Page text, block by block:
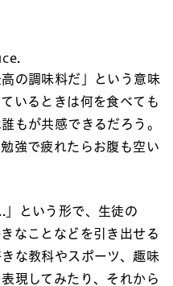
の調味料だ」という意味
いるときは何を食べても
もが共感できるだろう。
強で疲れたらお腹も空い
」という形で、生徒の
なことなどを引き出せる
な教科やスポーツ、趣味
現してみたり、それから